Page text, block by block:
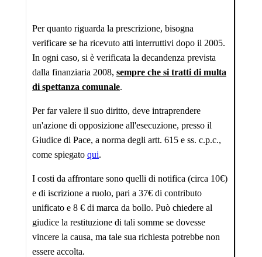
Per quanto riguarda la prescrizione, bisogna
verificare se ha ricevuto atti interruttivi dopo il 2005.
In ogni caso, si è verificata la decandenza prevista
dalla finanziaria 2008, sempre che si tratti di multa
di spettanza comunale.
Per far valere il suo diritto, deve intraprendere
un'azione di opposizione all'esecuzione, presso il
Giudice di Pace, a norma degli artt. 615 e ss. c.p.c.,
come spiegato qui.
I costi da affrontare sono quelli di notifica (circa 10€)
e di iscrizione a ruolo, pari a 37€ di contributo
unificato e 8 € di marca da bollo. Può chiedere al
giudice la restituzione di tali somme se dovesse
vincere la causa, ma tale sua richiesta potrebbe non
essere accolta.